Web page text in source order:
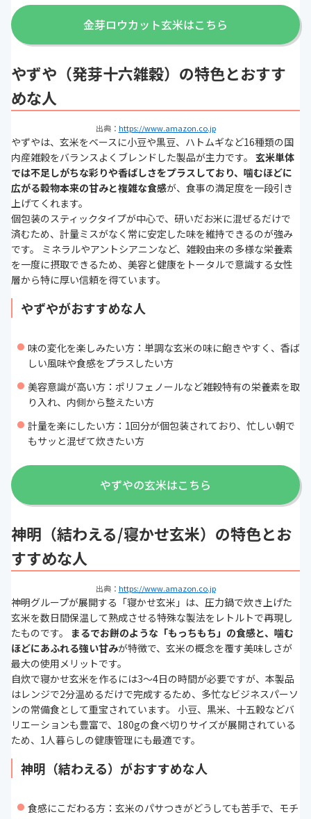
金芽ロウカット玄米はこちら
やずや（発芽十六雑穀）の特色とおすす
めな人
出典： https://www.amazon.co.jp
やずやは、玄米をベースに小豆や黒豆、ハトムギなど16種類の国
内産雑穀をバランスよくブレンドした製品が主力です。 玄米単体
では不足しがちな彩りや香ばしさをプラスしており、噛むほどに
広がる穀物本来の甘みと複雑な食感が、食事の満足度を一段引き
上げてくれます。
個包装のスティックタイプが中心で、研いだお米に混ぜるだけで
済むため、計量ミスがなく常に安定した味を維持できるのが強み
です。 ミネラルやアントシアニンなど、雑穀由来の多様な栄養素
を一度に摂取できるため、美容と健康をトータルで意識する女性
層から特に厚い信頼を得ています。
やずやがおすすめな人
味の変化を楽しみたい方：単調な玄米の味に飽きやすく、香ば
しい風味や食感をプラスしたい方
美容意識が高い方：ポリフェノールなど雑穀特有の栄養素を取
り入れ、内側から整えたい方
計量を楽にしたい方：1回分が個包装されており、忙しい朝で
もサッと混ぜて炊きたい方
やずやの玄米はこちら
神明（結わえる/寝かせ玄米）の特色とお
すすめな人
出典： https://www.amazon.co.jp
神明グループが展開する「寝かせ玄米」は、圧力鍋で炊き上げた
玄米を数日間保温して熟成させる特殊な製法をレトルトで再現し
たものです。 まるでお餅のような「もっちもち」の食感と、噛む
ほどにあふれる強い甘みが特徴で、玄米の概念を覆す美味しさが
最大の使用メリットです。
自炊で寝かせ玄米を作るには3〜4日の時間が必要ですが、本製品
はレンジで2分温めるだけで完成するため、多忙なビジネスパーソ
ンの常備食として重宝されています。 小豆、黒米、十五穀などバ
リエーションも豊富で、180gの食べ切りサイズが展開されている
ため、1人暮らしの健康管理にも最適です。
神明（結わえる）がおすすめな人
食感にこだわる方：玄米のパサつきがどうしても苦手で、モチ